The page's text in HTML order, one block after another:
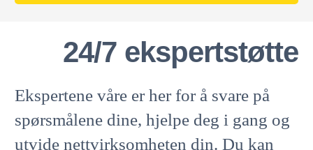
24/7 ekspertstøtte
Ekspertene våre er her for å svare på
spørsmålene dine, hjelpe deg i gang og
utvide nettvirksomheten din. Du kan